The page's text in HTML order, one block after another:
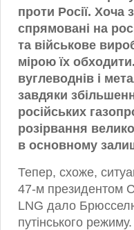
проти Росії. Хоча
спрямовані на
та військове
мірою їх
вуглеводнів і
завдяки
російських
розірвання
в основному
Тепер, схоже,
47-м президентом
LNG дало
путінського